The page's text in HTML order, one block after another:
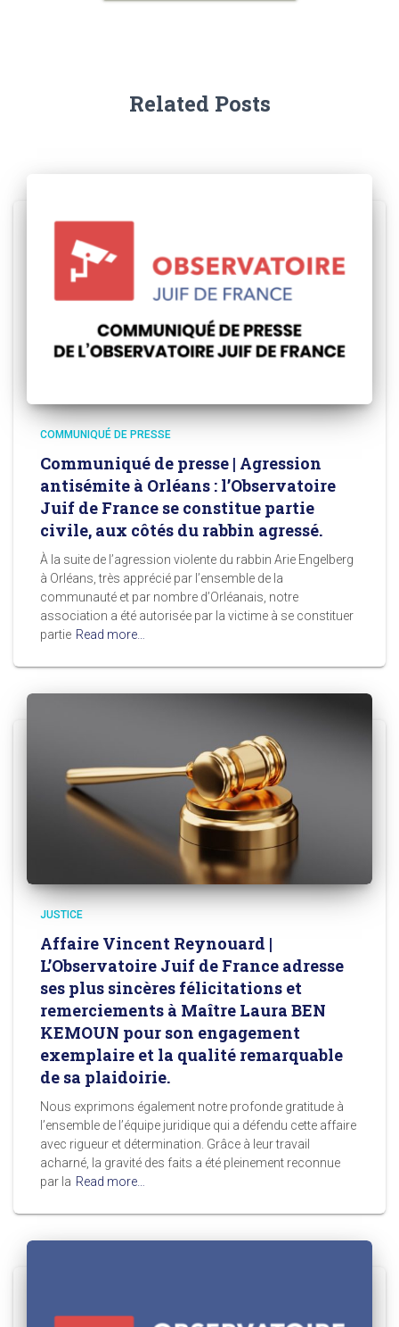
Related Posts
COMMUNIQUÉ DE PRESSE
Communiqué de presse | Agression
antisémite à Orléans : l’Observatoire
Juif de France se constitue partie
civile, aux côtés du rabbin agressé.
À la suite de l’agression violente du rabbin Arie Engelberg
à Orléans, très apprécié par l’ensemble de la
communauté et par nombre d’Orléanais, notre
association a été autorisée par la victime à se constituer
partie Read more…
JUSTICE
Affaire Vincent Reynouard |
L’Observatoire Juif de France adresse
ses plus sincères félicitations et
remerciements à Maître Laura BEN
KEMOUN pour son engagement
exemplaire et la qualité remarquable
de sa plaidoirie.
Nous exprimons également notre profonde gratitude à
l’ensemble de l’équipe juridique qui a défendu cette affaire
avec rigueur et détermination. Grâce à leur travail
acharné, la gravité des faits a été pleinement reconnue
par la Read more…